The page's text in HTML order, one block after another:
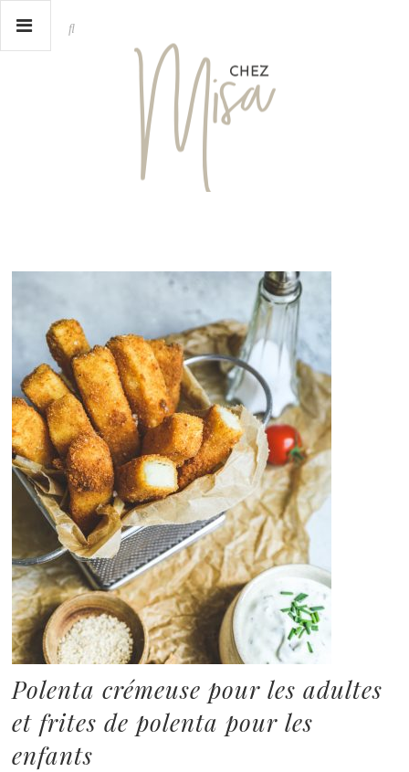
Polenta crémeuse pour les adultes
et frites de polenta pour les
enfants